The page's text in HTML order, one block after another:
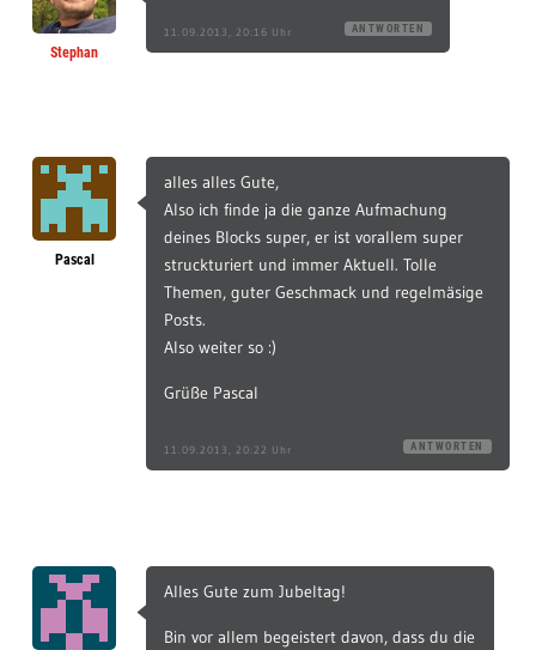
Stephan
11.09.2013, 20:16 Uhr ANTWORTEN
Pascal
alles alles Gute,
Also ich finde ja die ganze Aufmachung
deines Blocks super, er ist vorallem super
struckturiert und immer Aktuell. Tolle
Themen, guter Geschmack und regelmäsige
Posts.
Also weiter so :)
Grüße Pascal
11.09.2013, 20:22 Uhr ANTWORTEN
Alles Gute zum Jubeltag!
Bin vor allem begeistert davon, dass du die